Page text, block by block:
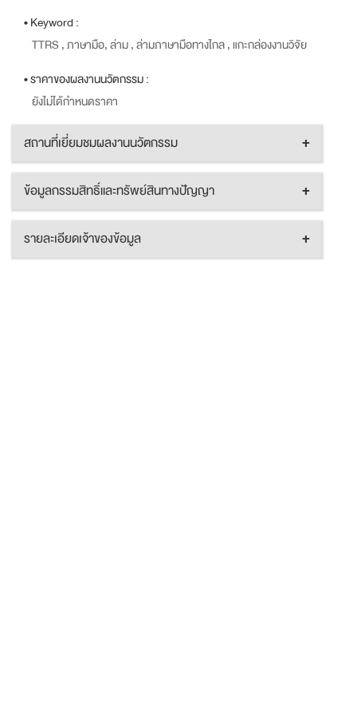
• Keyword :
TTRS , ภาษามือ, ล่าม , ล่ามภาษามือทางไกล , แกะกล่องงานวิจัย
• ราคาของผลงานนวัตกรรม :
ยังไม่ได้กำหนดราคา
สถานที่เยี่ยมชมผลงานนวัตกรรม +
ข้อมูลกรรมสิทธิ์และทรัพย์สินทางปัญญา +
รายละเอียดเจ้าของข้อมูล +